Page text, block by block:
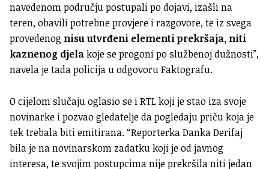
navedenom području postupali po dojavi, izašli na
teren, obavili potrebne provjere i razgovore, te iz svega
provedenog nisu utvrđeni elementi prekršaja, niti
kaznenog djelakoje se progoni po službenoj dužnosti”,
navela je tada policija u odgovoru Faktografu.
O cijelom slučaju oglasio se i RTL koji je stao iza svoje
novinarke i pozvao gledatelje da pogledaju priču koja je
tek trebala biti emitirana. “Reporterka Danka Derifaj
bila je na novinarskom zadatku koji je od javnog
interesa, te svojim postupcima nije prekršila niti jedan